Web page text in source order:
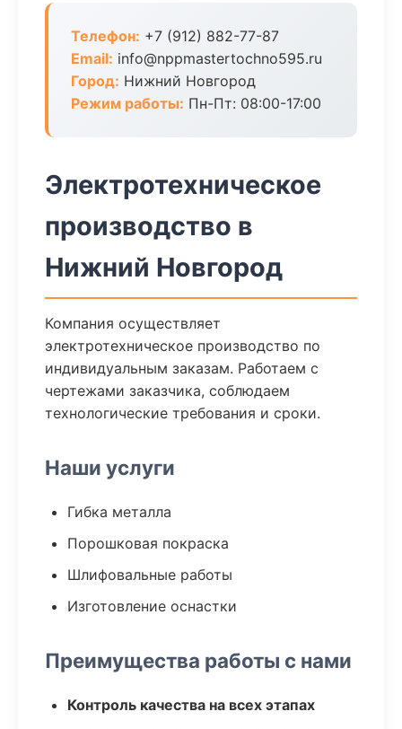
Телефон: +7 (912) 882-77-87
Email: info@nppmastertochno595.ru
Город: Нижний Новгород
Режим работы: Пн-Пт: 08:00-17:00
Электротехническое
производство в
Нижний Новгород
Компания осуществляет
электротехническое производство по
индивидуальным заказам. Работаем с
чертежами заказчика, соблюдаем
технологические требования и сроки.
Наши услуги
Гибка металла
Порошковая покраска
Шлифовальные работы
Изготовление оснастки
Преимущества работы с нами
Контроль качества на всех этапах